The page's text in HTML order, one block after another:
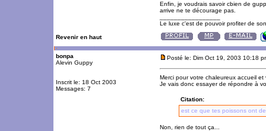
Enfin, je voudrais savoir cbien de
arrive ne te décourage pas.
Le luxe c'est de pouvoir profiter de
Revenir en haut
bonpa
Alevin Guppy
Inscrit le: 18 Oct 2003
Messages: 7
Posté le: Dim Oct 19, 2003 10:18
Merci pour votre chaleureux accueil et
Je vais donc essayer de répondre à
Citation:
est ce que tes poissons ont
Non, rien de tout ça...